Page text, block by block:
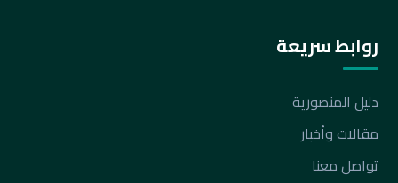
روابط سريعة
دليل المنصورية
مقالات وأخبار
تواصل معنا